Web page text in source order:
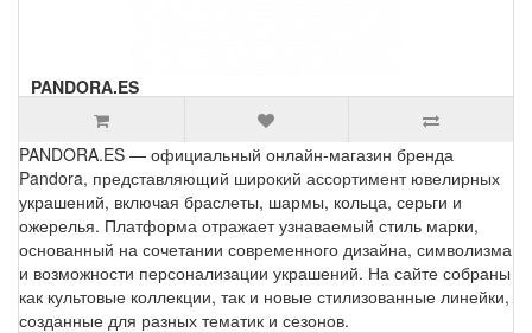
PANDORA.ES
PANDORA.ES — официальный онлайн-магазин бренда
Pandora, представляющий широкий ассортимент ювелирных
украшений, включая браслеты, шармы, кольца, серьги и
ожерелья. Платформа отражает узнаваемый стиль марки,
основанный на сочетании современного дизайна, символизма
и возможности персонализации украшений. На сайте собраны
как культовые коллекции, так и новые стилизованные линейки,
созданные для разных тематик и сезонов.